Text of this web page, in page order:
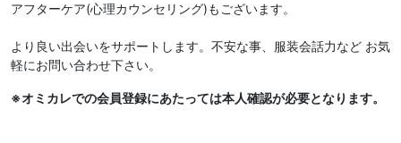
アフターケア(心理カウンセリング)もございます。
より良い出会いをサポートします。不安な事、服装会話力など お気
軽にお問い合わせ下さい。
※オミカレでの会員登録にあたっては本人確認が必要となります。